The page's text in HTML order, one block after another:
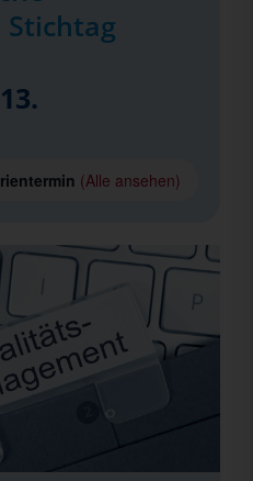
13.
(Alle ansehen)